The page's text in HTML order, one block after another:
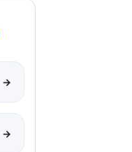
→
→